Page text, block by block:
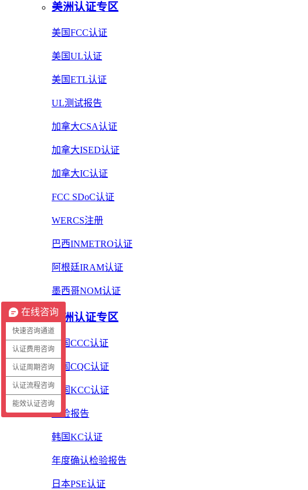
美洲认证专区
美国FCC认证
美国UL认证
美国ETL认证
UL测试报告
加拿大CSA认证
加拿大ISED认证
加拿大IC认证
FCC SDoC认证
WERCS注册
巴西INMETRO认证
阿根廷IRAM认证
墨西哥NOM认证
亚洲认证专区
中国CCC认证
中国CQC认证
韩国KCC认证
质检报告
韩国KC认证
年度确认检验报告
日本PSE认证
在线咨询
快速咨询通道
认证费用咨询
认证周期咨询
认证流程咨询
能效认证咨询